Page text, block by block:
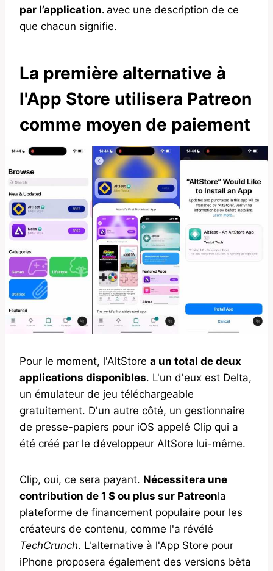
par l’application. avec une description de ce
que chacun signifie.
La première alternative à
l'App Store utilisera Patreon
comme moyen de paiement
Pour le moment, l'AltStore a un total de deux
applications disponibles. L'un d'eux est Delta,
un émulateur de jeu téléchargeable
gratuitement. D'un autre côté, un gestionnaire
de presse-papiers pour iOS appelé Clip qui a
été créé par le développeur AltSore lui-même.
Clip, oui, ce sera payant. Nécessitera une
contribution de 1 $ ou plus sur Patreonla
plateforme de financement populaire pour les
créateurs de contenu, comme l'a révélé
TechCrunch. L'alternative à l'App Store pour
iPhone proposera également des versions bêta